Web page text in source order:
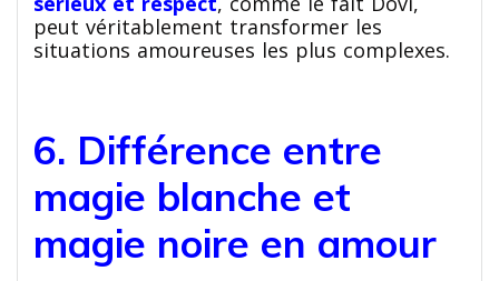
peut véritablement transformer les
situations amoureuses les plus complexes.
6. Différence entre
magie blanche et
magie noire en amour